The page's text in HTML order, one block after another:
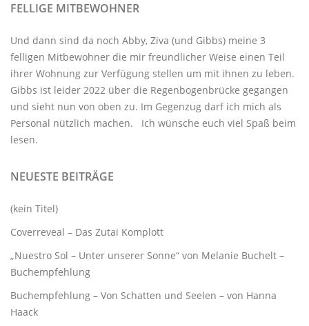
FELLIGE MITBEWOHNER
Und dann sind da noch Abby, Ziva (und Gibbs) meine 3
felligen Mitbewohner die mir freundlicher Weise einen Teil
ihrer Wohnung zur Verfügung stellen um mit ihnen zu leben.
Gibbs ist leider 2022 über die Regenbogenbrücke gegangen
und sieht nun von oben zu. Im Gegenzug darf ich mich als
Personal nützlich machen. Ich wünsche euch viel Spaß beim
lesen.
NEUESTE BEITRÄGE
(kein Titel)
Coverreveal – Das Zutai Komplott
„Nuestro Sol – Unter unserer Sonne“ von Melanie Buchelt –
Buchempfehlung
Buchempfehlung – Von Schatten und Seelen – von Hanna
Haack